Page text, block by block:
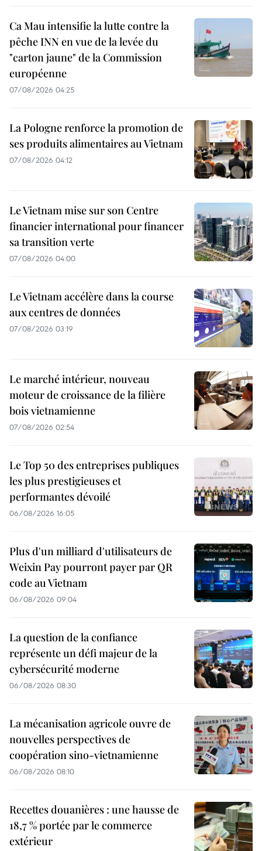
Ca Mau intensifie la lutte contre la
pêche INN en vue de la levée du
"carton jaune" de la Commission
européenne
07/08/2026 04:25
La Pologne renforce la promotion de
ses produits alimentaires au Vietnam
07/08/2026 04:12
Le Vietnam mise sur son Centre
financier international pour financer
sa transition verte
07/08/2026 04:00
Le Vietnam accélère dans la course
aux centres de données
07/08/2026 03:19
Le marché intérieur, nouveau
moteur de croissance de la filière
bois vietnamienne
07/08/2026 02:54
Le Top 50 des entreprises publiques
les plus prestigieuses et
performantes dévoilé
06/08/2026 16:05
Plus d'un milliard d'utilisateurs de
Weixin Pay pourront payer par QR
code au Vietnam
06/08/2026 09:04
La question de la confiance
représente un défi majeur de la
cybersécurité moderne
06/08/2026 08:30
La mécanisation agricole ouvre de
nouvelles perspectives de
coopération sino-vietnamienne
06/08/2026 08:10
Recettes douanières : une hausse de
18,7 % portée par le commerce
extérieur